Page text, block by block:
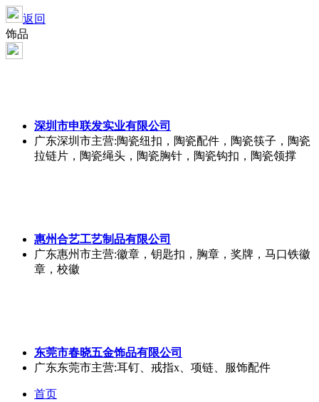
返回
饰品
深圳市申联发实业有限公司
广东深圳市主营:陶瓷纽扣，陶瓷配件，陶瓷筷子，陶瓷
拉链片，陶瓷绳头，陶瓷胸针，陶瓷钩扣，陶瓷领撑
惠州合艺工艺制品有限公司
广东惠州市主营:徽章，钥匙扣，胸章，奖牌，马口铁徽
章，校徽
东莞市春晓五金饰品有限公司
广东东莞市主营:耳钉、戒指x、项链、服饰配件
首页